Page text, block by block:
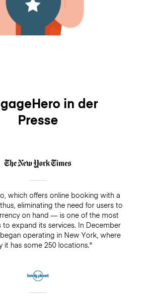
in der
Presse
which offers online booking with a
eliminating the need for users to
on hand — is one of the most
to expand its services. In December
operating in New York, where
it has some 250 locations."